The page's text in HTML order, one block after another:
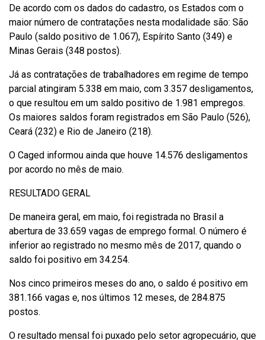
De acordo com os dados do cadastro, os Estados com o
maior número de contratações nesta modalidade são: São
Paulo (saldo positivo de 1.067), Espírito Santo (349) e
Minas Gerais (348 postos).
Já as contratações de trabalhadores em regime de tempo
parcial atingiram 5.338 em maio, com 3.357 desligamentos,
o que resultou em um saldo positivo de 1.981 empregos.
Os maiores saldos foram registrados em São Paulo (526),
Ceará (232) e Rio de Janeiro (218).
O Caged informou ainda que houve 14.576 desligamentos
por acordo no mês de maio.
RESULTADO GERAL
De maneira geral, em maio, foi registrada no Brasil a
abertura de 33.659 vagas de emprego formal. O número é
inferior ao registrado no mesmo mês de 2017, quando o
saldo foi positivo em 34.254.
Nos cinco primeiros meses do ano, o saldo é positivo em
381.166 vagas e, nos últimos 12 meses, de 284.875
postos.
O resultado mensal foi puxado pelo setor agropecuário, que